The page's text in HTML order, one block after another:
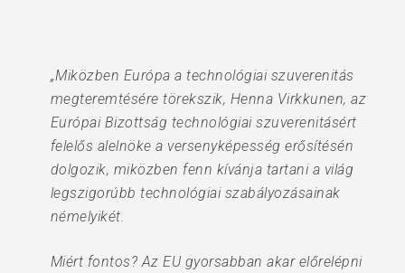
„Miközben Európa a technológiai szuverenitás
megteremtésére törekszik, Henna Virkkunen, az
Európai Bizottság technológiai szuverenitásért
felelős alelnöke a versenyképesség erősítésén
dolgozik, miközben fenn kívánja tartani a világ
legszigorúbb technológiai szabályozásainak
némelyikét.
Miért fontos? Az EU gyorsabban akar előrelépni